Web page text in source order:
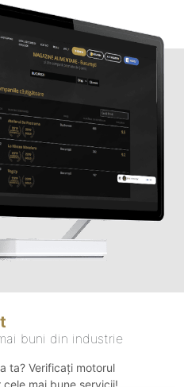
buni din industrie
ta? Verificați motorul
mai bune servicii!